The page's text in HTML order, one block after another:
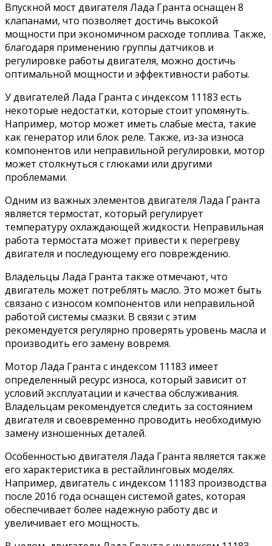
Впускной мост двигателя Лада Гранта оснащен 8
клапанами, что позволяет достичь высокой
мощности при экономичном расходе топлива. Также,
благодаря применению группы датчиков и
регулировке работы двигателя, можно достичь
оптимальной мощности и эффективности работы.
У двигателей Лада Гранта с индексом 11183 есть
некоторые недостатки, которые стоит упомянуть.
Например, мотор может иметь слабые места, такие
как генератор или блок реле. Также, из-за износа
компонентов или неправильной регулировки, мотор
может столкнуться с глюками или другими
проблемами.
Одним из важных элементов двигателя Лада Гранта
является термостат, который регулирует
температуру охлаждающей жидкости. Неправильная
работа термостата может привести к перегреву
двигателя и последующему его повреждению.
Владельцы Лада Гранта также отмечают, что
двигатель может потреблять масло. Это может быть
связано с износом компонентов или неправильной
работой системы смазки. В связи с этим
рекомендуется регулярно проверять уровень масла и
производить его замену вовремя.
Мотор Лада Гранта с индексом 11183 имеет
определенный ресурс износа, который зависит от
условий эксплуатации и качества обслуживания.
Владельцам рекомендуется следить за состоянием
двигателя и своевременно проводить необходимую
замену изношенных деталей.
Особенностью двигателя Лада Гранта является также
его характеристика в рестайлинговых моделях.
Например, двигатель с индексом 11183 производства
после 2016 года оснащен системой gates, которая
обеспечивает более надежную работу двс и
увеличивает его мощность.